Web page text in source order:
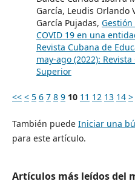
García, Leudis Orlando
García Pujadas,
COVID 19 en una
Revista Cubana de
may-ago (2022):
Superior
<< < 5 6 7 8 9 10 11 12 13 14 >
También puede Iniciar una
para este artículo.
Artículos más leídos del